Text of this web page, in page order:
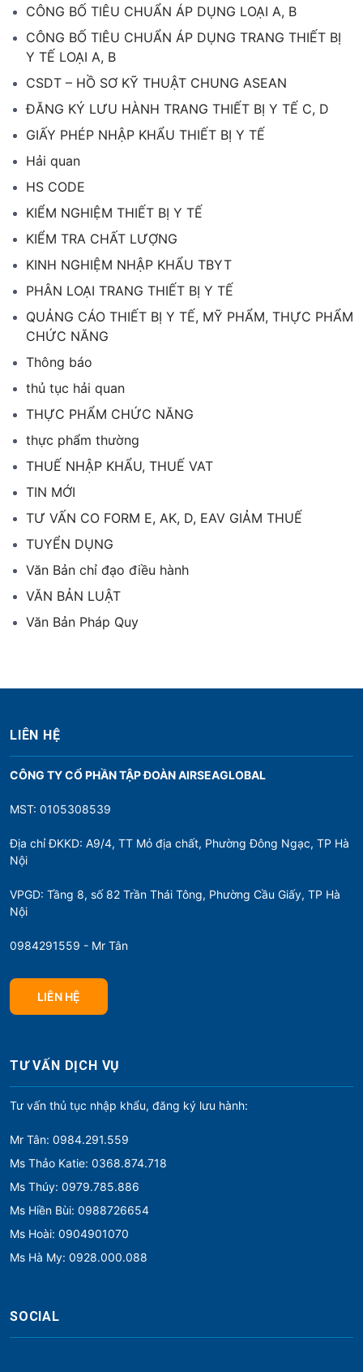
CÔNG BỐ TIÊU CHUẨN ÁP DỤNG LOẠI A, B
CÔNG BỐ TIÊU CHUẨN ÁP DỤNG TRANG THIẾT BỊ
Y TẾ LOẠI A, B
CSDT – HỒ SƠ KỸ THUẬT CHUNG ASEAN
ĐĂNG KÝ LƯU HÀNH TRANG THIẾT BỊ Y TẾ C, D
GIẤY PHÉP NHẬP KHẨU THIẾT BỊ Y TẾ
Hải quan
HS CODE
KIỂM NGHIỆM THIẾT BỊ Y TẾ
KIỂM TRA CHẤT LƯỢNG
KINH NGHIỆM NHẬP KHẨU TBYT
PHÂN LOẠI TRANG THIẾT BỊ Y TẾ
QUẢNG CÁO THIẾT BỊ Y TẾ, MỸ PHẨM, THỰC PHẨM
CHỨC NĂNG
Thông báo
thủ tục hải quan
THỰC PHẨM CHỨC NĂNG
thực phẩm thường
THUẾ NHẬP KHẨU, THUẾ VAT
TIN MỚI
TƯ VẤN CO FORM E, AK, D, EAV GIẢM THUẾ
TUYỂN DỤNG
Văn Bản chỉ đạo điều hành
VĂN BẢN LUẬT
Văn Bản Pháp Quy
LIÊN HỆ
CÔNG TY CỔ PHẦN TẬP ĐOÀN AIRSEAGLOBAL
MST: 0105308539
Địa chỉ ĐKKD: A9/4, TT Mỏ địa chất, Phường Đông Ngạc, TP Hà
Nội
VPGD: Tầng 8, số 82 Trần Thái Tông, Phường Cầu Giấy, TP Hà
Nội
0984291559 - Mr Tân
LIÊN HỆ
TƯ VẤN DỊCH VỤ
Tư vấn thủ tục nhập khẩu, đăng ký lưu hành:
Mr Tân: 0984.291.559
Ms Thảo Katie: 0368.874.718
Ms Thúy: 0979.785.886
Ms Hiền Bùi: 0988726654
Ms Hoài: 0904901070
Ms Hà My: 0928.000.088
SOCIAL